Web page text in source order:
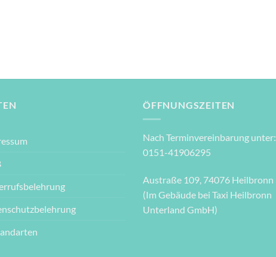
ÖFFNUNGSZEITEN
Nach Terminvereinbarung unter:
0151-41906295
Austraße 109, 74076 Heilbronn
(Im Gebäude bei Taxi Heilbronn
Unterland GmbH)